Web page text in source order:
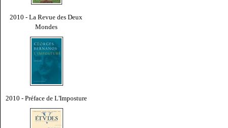
2010 - La Revue des Deux
Mondes
2010 - Préface de L'Imposture